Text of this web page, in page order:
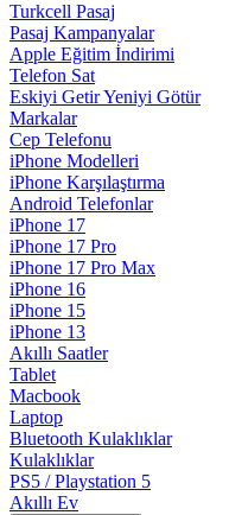
Turkcell Pasaj
Pasaj Kampanyalar
Apple Eğitim İndirimi
Telefon Sat
Eskiyi Getir Yeniyi Götür
Markalar
Cep Telefonu
iPhone Modelleri
iPhone Karşılaştırma
Android Telefonlar
iPhone 17
iPhone 17 Pro
iPhone 17 Pro Max
iPhone 16
iPhone 15
iPhone 13
Akıllı Saatler
Tablet
Macbook
Laptop
Bluetooth Kulaklıklar
Kulaklıklar
PS5 / Playstation 5
Akıllı Ev